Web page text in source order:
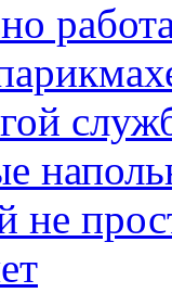
не